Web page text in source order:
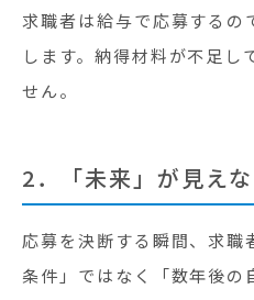
求職者は給与で応募するの
します。納得材料が不足し
せん。
2．「未来」が見え
応募を決断する瞬間、求職
条件」ではなく「数年後の